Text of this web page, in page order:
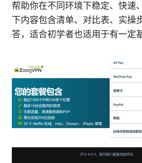
帮助你在不同环境下稳定、快速
下内容包含清单、对比表、实操
答，适合初学者也适用于有一定